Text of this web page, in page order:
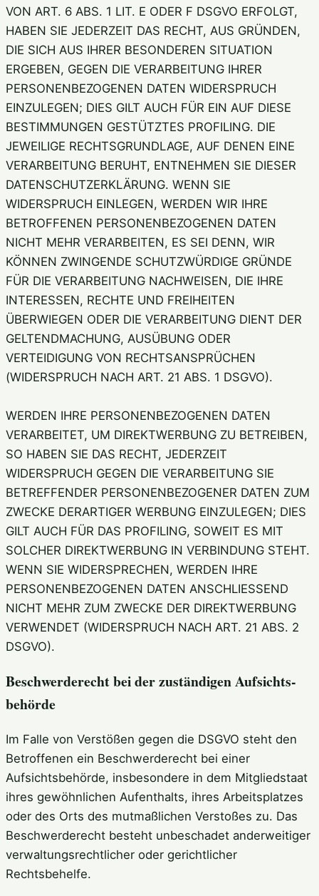
VON ART. 6 ABS. 1 LIT. E ODER F DSGVO ERFOLGT,
HABEN SIE JEDERZEIT DAS RECHT, AUS GRÜNDEN,
DIE SICH AUS IHRER BESONDEREN SITUATION
ERGEBEN, GEGEN DIE VERARBEITUNG IHRER
PERSONENBEZOGENEN DATEN WIDERSPRUCH
EINZULEGEN; DIES GILT AUCH FÜR EIN AUF DIESE
BESTIMMUNGEN GESTÜTZTES PROFILING. DIE
JEWEILIGE RECHTSGRUNDLAGE, AUF DENEN EINE
VERARBEITUNG BERUHT, ENTNEHMEN SIE DIESER
DATENSCHUTZERKLÄRUNG. WENN SIE
WIDERSPRUCH EINLEGEN, WERDEN WIR IHRE
BETROFFENEN PERSONENBEZOGENEN DATEN
NICHT MEHR VERARBEITEN, ES SEI DENN, WIR
KÖNNEN ZWINGENDE SCHUTZWÜRDIGE GRÜNDE
FÜR DIE VERARBEITUNG NACHWEISEN, DIE IHRE
INTERESSEN, RECHTE UND FREIHEITEN
ÜBERWIEGEN ODER DIE VERARBEITUNG DIENT DER
GELTENDMACHUNG, AUSÜBUNG ODER
VERTEIDIGUNG VON RECHTSANSPRÜCHEN
(WIDERSPRUCH NACH ART. 21 ABS. 1 DSGVO).
WERDEN IHRE PERSONENBEZOGENEN DATEN
VERARBEITET, UM DIREKTWERBUNG ZU BETREIBEN,
SO HABEN SIE DAS RECHT, JEDERZEIT
WIDERSPRUCH GEGEN DIE VERARBEITUNG SIE
BETREFFENDER PERSONENBEZOGENER DATEN ZUM
ZWECKE DERARTIGER WERBUNG EINZULEGEN; DIES
GILT AUCH FÜR DAS PROFILING, SOWEIT ES MIT
SOLCHER DIREKTWERBUNG IN VERBINDUNG STEHT.
WENN SIE WIDERSPRECHEN, WERDEN IHRE
PERSONENBEZOGENEN DATEN ANSCHLIESSEND
NICHT MEHR ZUM ZWECKE DER DIREKTWERBUNG
VERWENDET (WIDERSPRUCH NACH ART. 21 ABS. 2
DSGVO).
Beschwerde­recht bei der zuständigen Aufsichts­
behörde
Im Falle von Verstößen gegen die DSGVO steht den
Betroffenen ein Beschwerderecht bei einer
Aufsichtsbehörde, insbesondere in dem Mitgliedstaat
ihres gewöhnlichen Aufenthalts, ihres Arbeitsplatzes
oder des Orts des mutmaßlichen Verstoßes zu. Das
Beschwerderecht besteht unbeschadet anderweitiger
verwaltungsrechtlicher oder gerichtlicher
Rechtsbehelfe.